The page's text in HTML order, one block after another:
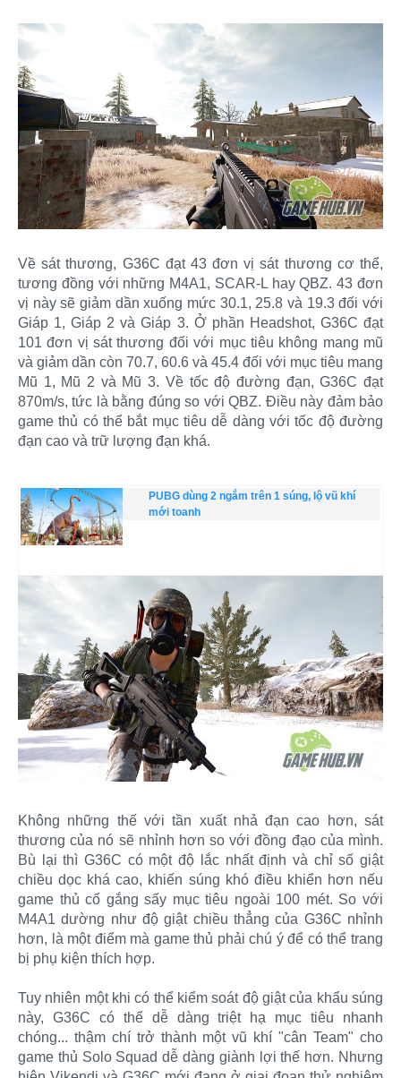
Về sát thương, G36C đạt 43 đơn vị sát thương cơ thể,
tương đồng với những M4A1, SCAR-L hay QBZ. 43 đơn
vị này sẽ giảm dần xuống mức 30.1, 25.8 và 19.3 đối với
Giáp 1, Giáp 2 và Giáp 3. Ở phần Headshot, G36C đạt
101 đơn vị sát thương đối với mục tiêu không mang mũ
và giảm dần còn 70.7, 60.6 và 45.4 đối với mục tiêu mang
Mũ 1, Mũ 2 và Mũ 3. Về tốc độ đường đạn, G36C đạt
870m/s, tức là bằng đúng so với QBZ. Điều này đảm bảo
game thủ có thể bắt mục tiêu dễ dàng với tốc độ đường
đạn cao và trữ lượng đạn khá.
PUBG dùng 2 ngắm trên 1 súng, lộ vũ khí
mới toanh
Không những thế với tần xuất nhả đạn cao hơn, sát
thương của nó sẽ nhỉnh hơn so với đồng đạo của mình.
Bù lại thì G36C có một độ lắc nhất định và chỉ số giật
chiều dọc khá cao, khiến súng khó điều khiển hơn nếu
game thủ cố gắng sấy mục tiêu ngoài 100 mét. So với
M4A1 dường như độ giật chiều thẳng của G36C nhỉnh
hơn, là một điểm mà game thủ phải chú ý để có thể trang
bị phụ kiện thích hợp.
Tuy nhiên một khi có thể kiểm soát độ giật của khẩu súng
này, G36C có thể dễ dàng triệt hạ mục tiêu nhanh
chóng... thậm chí trở thành một vũ khí "cân Team" cho
game thủ Solo Squad dễ dàng giành lợi thế hơn. Nhưng